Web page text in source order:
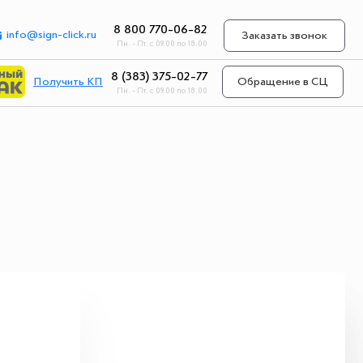
info@sign-click.ru 8 800 770-06-82
Пн. - Пт. с 09.00 по 18.00
Заказать звонок
Получить КП 8 (383) 375-02-77
Пн. - Пт. с 09.00 по 18.00
Обращение в СЦ